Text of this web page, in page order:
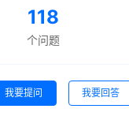
118
个问题
我要提问 我要回答